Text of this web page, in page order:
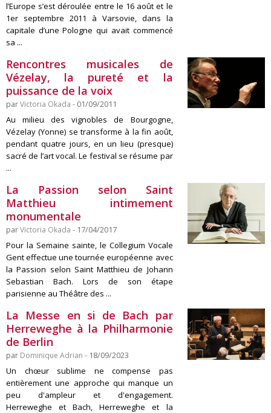
l’Europe s’est déroulée entre le 16 août et le
1er septembre 2011 à Varsovie, dans la
capitale d’une Pologne qui avait commencé
sa ...
Rencontres musicales de
Vézelay, la pureté et la
puissance de la voix
parVictoria Okada - 01/09/2011
Au milieu des vignobles de Bourgogne,
Vézelay (Yonne) se transforme à la fin août,
pendant quatre jours, en un lieu (presque)
sacré de l’art vocal. Le festival se résume par
...
La Passion selon Saint
Matthieu intimement
monumentale
parVictoria Okada - 17/04/2017
Pour la Semaine sainte, le Collegium Vocale
Gent effectue une tournée européenne avec
la Passion selon Saint Matthieu de Johann
Sebastian Bach. Lors de son étape
parisienne au Théâtre des ...
La Messe en si de Bach par
Herreweghe à la Philharmonie
de Berlin
par Dominique Adrian - 18/09/2023
Un chœur sublime ne compense pas
entièrement une approche qui manque un
peu d'ampleur et d'engagement.
Herreweghe et Bach, Herreweghe et la